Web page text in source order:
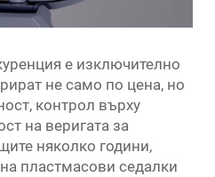
е изключително
не само по цена, но
контрол върху
на веригата за
няколко години,
пластмасови седалки